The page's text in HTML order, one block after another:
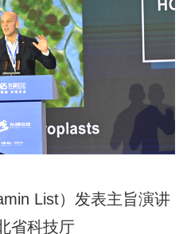
List）发表主旨演讲
省科技厅